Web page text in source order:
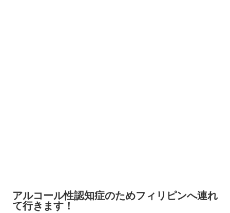
アルコール性認知症のためフィリピンへ連れ
て行きます！